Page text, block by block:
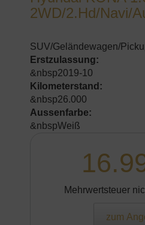
2WD/2.Hd/Navi/
SUV/Geländewagen/
Erstzulassung:
&nbsp2019-10
Kilometerstand:
&nbsp26.000
Aussenfarbe:
&nbspWeiß
Mehrwertsteuer
zum